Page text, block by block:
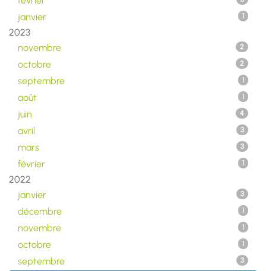
janvier 1
2023
novembre
2
octobre 2
septembre 1
août 1
juin 4
avril 3
mars 3
février 1
2022
janvier
3
décembre 1
novembre 1
octobre 1
septembre 3